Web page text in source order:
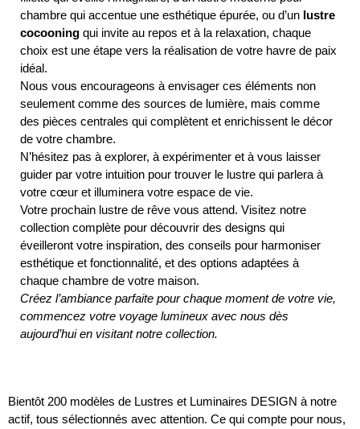
chambre qui accentue une esthétique épurée, ou d’un lustre
cocooning qui invite au repos et à la relaxation, chaque
choix est une étape vers la réalisation de votre havre de paix
idéal.
Nous vous encourageons à envisager ces éléments non
seulement comme des sources de lumière, mais comme
des pièces centrales qui complètent et enrichissent le décor
de votre chambre.
N’hésitez pas à explorer, à expérimenter et à vous laisser
guider par votre intuition pour trouver le lustre qui parlera à
votre cœur et illuminera votre espace de vie.
Votre prochain lustre de rêve vous attend. Visitez notre
collection complète pour découvrir des designs qui
éveilleront votre inspiration, des conseils pour harmoniser
esthétique et fonctionnalité, et des options adaptées à
chaque chambre de votre maison.
Créez l’ambiance parfaite pour chaque moment de votre vie,
commencez votre voyage lumineux avec nous dès
aujourd’hui en visitant notre collection.
Bientôt 200 modèles de Lustres et Luminaires DESIGN à notre
actif, tous sélectionnés avec attention. Ce qui compte pour nous,